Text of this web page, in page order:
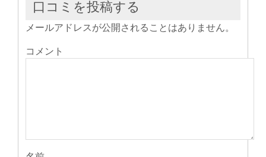
ウ
で
き
ま
口コミを投稿する
メールアドレスが公開されることはありません。
コメント